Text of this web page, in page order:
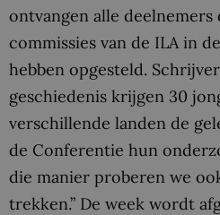
ontvangen alle
commissies van de ILA in
hebben opgesteld.
geschiedenis krijgen 30
verschillende landen de
de Conferentie hun
die manier proberen we
trekken.” De week wordt